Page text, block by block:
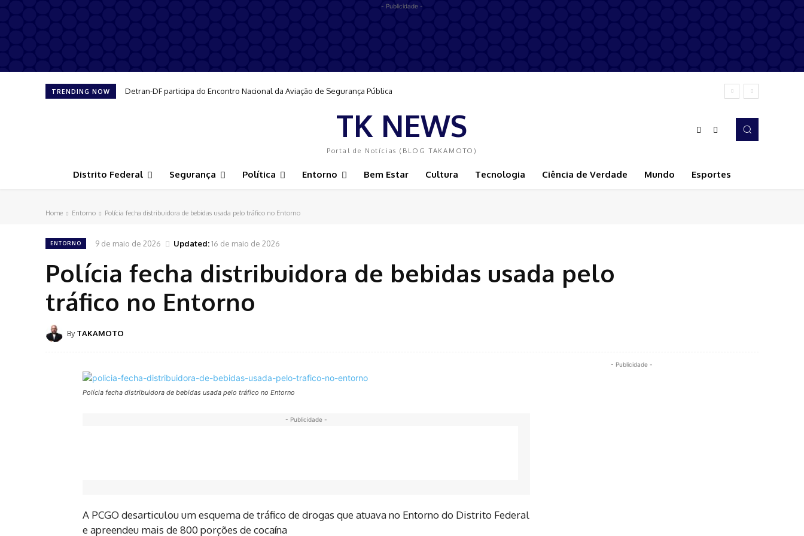
- Publicidade -
TRENDING NOW Detran-DF participa do Encontro Nacional da Aviação de Segurança Pública
TK NEWS
Portal de Notícias (BLOG TAKAMOTO)
Distrito Federal Segurança Política Entorno Bem Estar Cultura Tecnologia Ciência de Verdade Mundo Esportes
Home Entorno Polícia fecha distribuidora de bebidas usada pelo tráfico no Entorno
ENTORNO 9 de maio de 2026 Updated:16 de maio de 2026
Polícia fecha distribuidora de bebidas usada pelo
tráfico no Entorno
By TAKAMOTO
Polícia fecha distribuidora de bebidas usada pelo tráfico no Entorno
- Publicidade -
A PCGO desarticulou um esquema de tráfico de drogas que atuava no Entorno do Distrito Federal
e apreendeu mais de 800 porções de cocaína
- Publicidade -